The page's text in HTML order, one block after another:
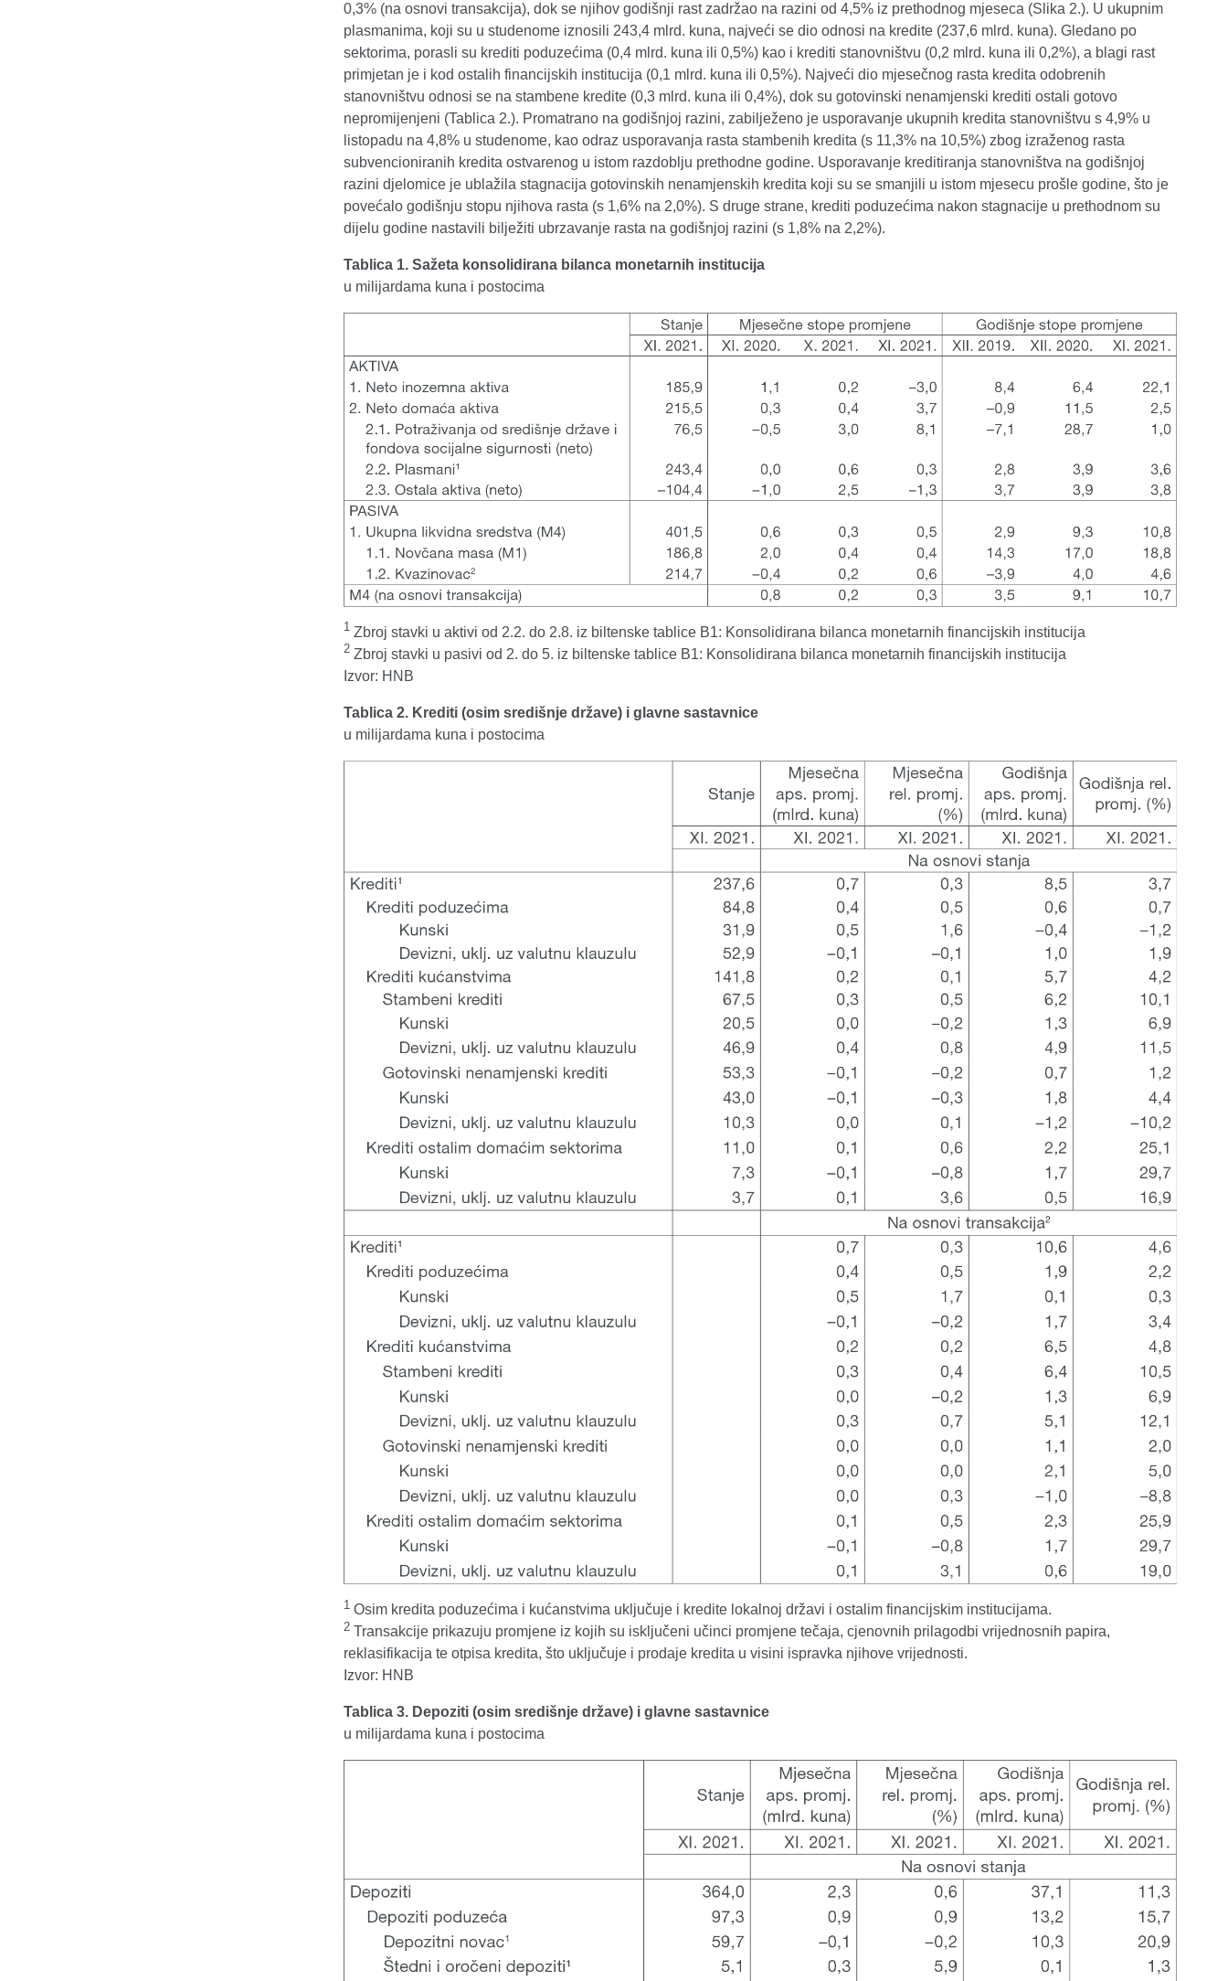
0,3% (na osnovi transakcija), dok se njihov godišnji rast zadržao na razini od 4,5% iz prethodnog mjeseca (Slika 2.). U ukupnim
plasmanima, koji su u studenome iznosili 243,4 mlrd. kuna, najveći se dio odnosi na kredite (237,6 mlrd. kuna). Gledano po
sektorima, porasli su krediti poduzećima (0,4 mlrd. kuna ili 0,5%) kao i krediti stanovništvu (0,2 mlrd. kuna ili 0,2%), a blagi rast
primjetan je i kod ostalih financijskih institucija (0,1 mlrd. kuna ili 0,5%). Najveći dio mjesečnog rasta kredita odobrenih
stanovništvu odnosi se na stambene kredite (0,3 mlrd. kuna ili 0,4%), dok su gotovinski nenamjenski krediti ostali gotovo
nepromijenjeni (Tablica 2.). Promatrano na godišnjoj razini, zabilježeno je usporavanje ukupnih kredita stanovništvu s 4,9% u
listopadu na 4,8% u studenome, kao odraz usporavanja rasta stambenih kredita (s 11,3% na 10,5%) zbog izraženog rasta
subvencioniranih kredita ostvarenog u istom razdoblju prethodne godine. Usporavanje kreditiranja stanovništva na godišnjoj
razini djelomice je ublažila stagnacija gotovinskih nenamjenskih kredita koji su se smanjili u istom mjesecu prošle godine, što je
povećalo godišnju stopu njihova rasta (s 1,6% na 2,0%). S druge strane, krediti poduzećima nakon stagnacije u prethodnom su
dijelu godine nastavili bilježiti ubrzavanje rasta na godišnjoj razini (s 1,8% na 2,2%).
Tablica 1. Sažeta konsolidirana bilanca monetarnih institucija
u milijardama kuna i postocima
1 Zbroj stavki u aktivi od 2.2. do 2.8. iz biltenske tablice B1: Konsolidirana bilanca monetarnih financijskih institucija
2 Zbroj stavki u pasivi od 2. do 5. iz biltenske tablice B1: Konsolidirana bilanca monetarnih financijskih institucija
Izvor: HNB
Tablica 2. Krediti (osim središnje države) i glavne sastavnice
u milijardama kuna i postocima
1 Osim kredita poduzećima i kućanstvima uključuje i kredite lokalnoj državi i ostalim financijskim institucijama.
2 Transakcije prikazuju promjene iz kojih su isključeni učinci promjene tečaja, cjenovnih prilagodbi vrijednosnih papira,
reklasifikacija te otpisa kredita, što uključuje i prodaje kredita u visini ispravka njihove vrijednosti.
Izvor: HNB
Tablica 3. Depoziti (osim središnje države) i glavne sastavnice
u milijardama kuna i postocima